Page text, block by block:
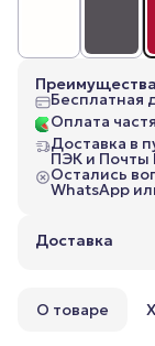
Преимущества
Бесплатная
Оплата
Доставка в
ПЭК и Почты
Остались
WhatsApp
Доставка
О товаре